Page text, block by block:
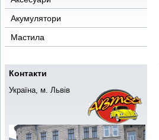
Акумулятори
Мастила
Контакти
Україна, м. Львів